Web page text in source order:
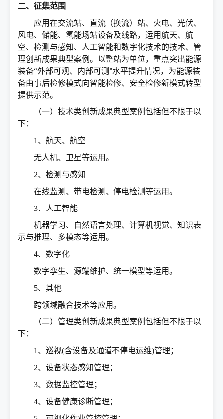
二、征集范围
应用在交流站、直流（换流）站、火电、光伏、
风电、储能、氢能场站设备及线路，运用航天、航
空、检测与感知、人工智能和数字化技术的技术、管
理创新成果典型案例。以整站为单位，重点突出能源
装备“外部可观、内部可测”水平提升情况，为能源装
备由事后检修模式向智能检修、安全检修新模式转型
提供示范。
（一）技术类创新成果典型案例包括但不限于以
下：
1、航天、航空
无人机、卫星等运用。
2、检测与感知
在线监测、带电检测、停电检测等运用。
3、人工智能
机器学习、自然语言处理、计算机视觉、知识表
示与推理、多模态等运用。
4、数字化
数字孪生、源端维护、统一模型等运用。
5、其他
跨领域融合技术等应用。
（二）管理类创新成果典型案例包括但不限于以
下：
1、巡视(含设备及通道不停电运维)管理；
2、设备状态感知管理；
3、数据监控管理；
4、设备健康诊断管理；